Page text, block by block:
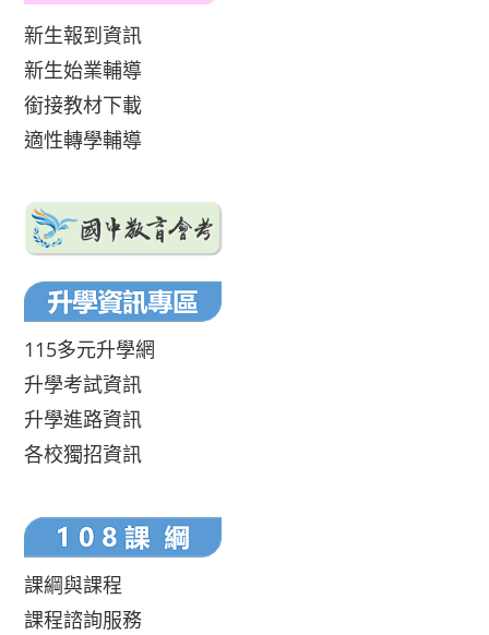
新生報到資訊
新生始業輔導
銜接教材下載
適性轉學輔導
115多元升學網
升學考試資訊
升學進路資訊
各校獨招資訊
課綱與課程
課程諮詢服務